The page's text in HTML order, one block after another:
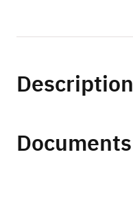
Description
Documents